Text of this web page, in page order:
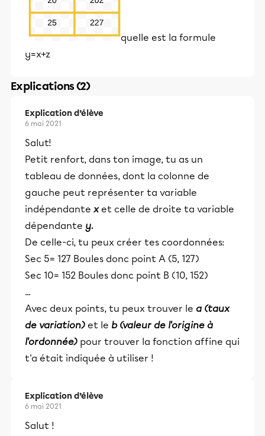
quelle est la formule
y=x+z
Explications (2)
Explication d’élève
6 mai 2021
Salut!
Petit renfort, dans ton image, tu as un
tableau de données, dont la colonne de
gauche peut représenter ta variable
indépendante x et celle de droite ta variable
dépendante y.
De celle-ci, tu peux créer tes coordonnées:
Sec 5= 127 Boules donc point A (5, 127)
Sec 10= 152 Boules donc point B (10, 152)
...
Avec deux points, tu peux trouver le a (taux
de variation) et le b (valeur de l'origine à
l'ordonnée) pour trouver la fonction affine qui
t'a était indiquée à utiliser !
Explication d’élève
6 mai 2021
Salut !